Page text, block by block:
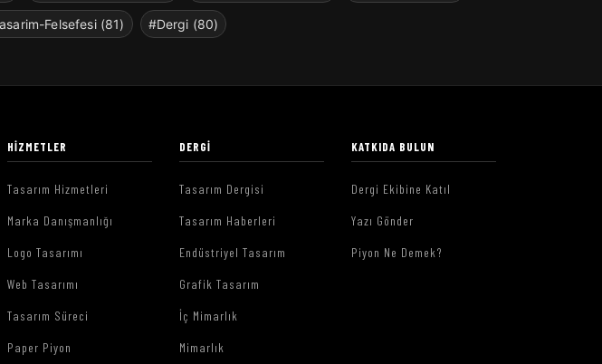
Felsefesi (81) #Dergi (80)
HIZMETLER
Tasarım Hizmetleri
Marka Danışmanlığı
Logo Tasarımı
Web Tasarımı
Tasarım Süreci
Paper Piyon
DERGI
Tasarım Dergisi
Tasarım Haberleri
Endüstriyel Tasarım
Grafik Tasarım
İç Mimarlık
Mimarlık
KATKIDA BULUN
Dergi Ekibine Katıl
Yazı Gönder
Piyon Ne Demek?